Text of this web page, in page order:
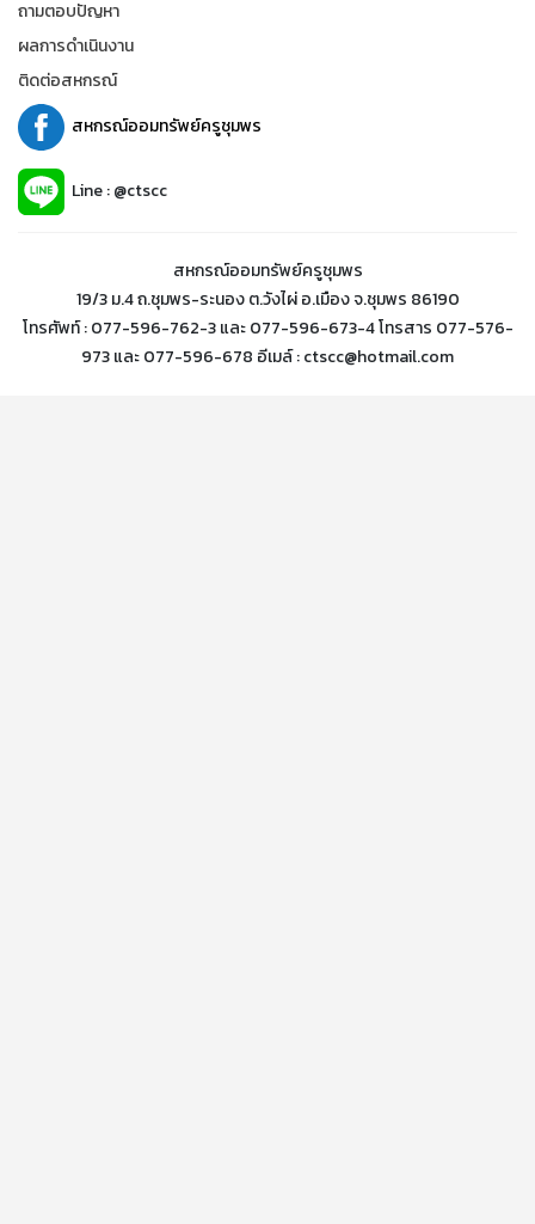
ถามตอบปัญหา
ผลการดำเนินงาน
ติดต่อสหกรณ์
สหกรณ์ออมทรัพย์ครูชุมพร
Line : @ctscc
สหกรณ์ออมทรัพย์ครูชุมพร
19/3 ม.4 ถ.ชุมพร-ระนอง ต.วังไผ่ อ.เมือง จ.ชุมพร 86190
โทรศัพท์ : 077-596-762-3 และ 077-596-673-4 โทรสาร 077-576-
973 และ 077-596-678 อีเมล์ : ctscc@hotmail.com